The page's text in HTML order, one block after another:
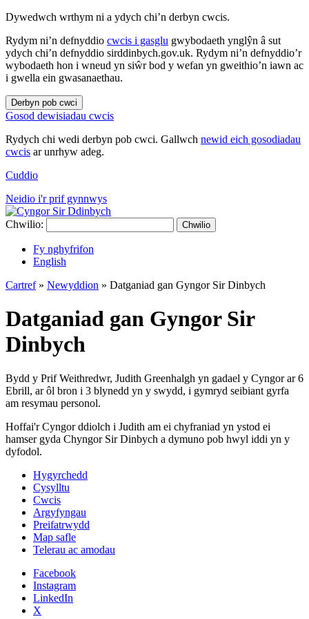
Dywedwch wrthym ni a ydych chi’n derbyn cwcis.
Rydym ni’n defnyddio cwcis i gasglu gwybodaeth ynglŷn â sut
ydych chi’n defnyddio sirddinbych.gov.uk. Rydym ni’n defnyddio’r
wybodaeth hon i wneud yn siŵr bod y wefan yn gweithio’n iawn ac
i gwella ein gwasanaethau.
Derbyn pob cwci
Gosod dewisiadau cwcis
Rydych chi wedi derbyn pob cwci. Gallwch newid eich gosodiadau
cwcis ar unrhyw adeg.
Cuddio
Neidio i'r prif gynnwys
Chwilio: Chwilio
Fy nghyfrifon
English
Cartref» Newyddion » Datganiad gan Gyngor Sir Dinbych
Datganiad gan Gyngor Sir
Dinbych
Bydd y Prif Weithredwr, Judith Greenhalgh yn gadael y Cyngor ar 6
Ebrill, ar ôl bron i 3 blynedd yn y swydd, i gymryd seibiant gyrfa
am resymau personol.
Hoffai'r Cyngor ddiolch i Judith am ei chyfraniad yn ystod ei
hamser gyda Chyngor Sir Dinbych a dymuno pob hwyl iddi yn y
dyfodol.
Hygyrchedd
Cysylltu
Cwcis
Argyfyngau
Preifatrwydd
Map safle
Telerau ac amodau
Facebook
Instagram
LinkedIn
X